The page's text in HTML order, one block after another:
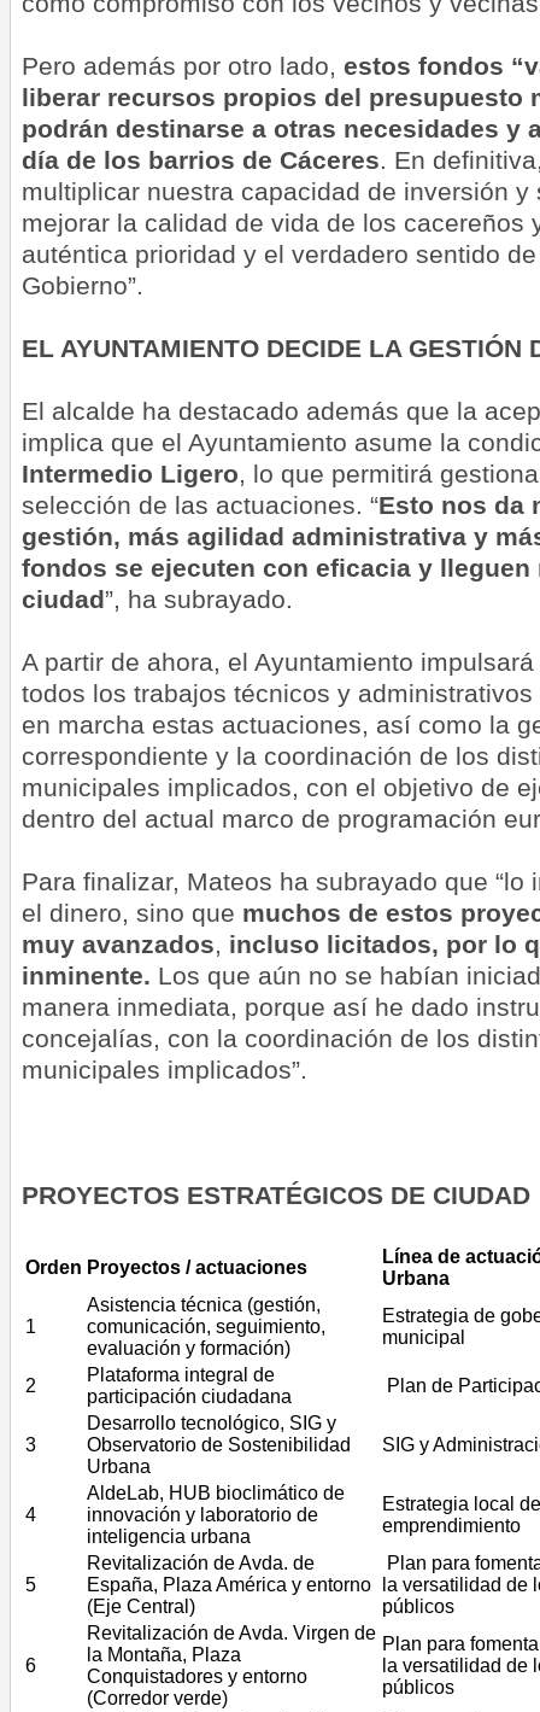
Pero además por otro lado, estos fondos
liberar recursos propios del presupuesto
podrán destinarse a otras necesidades y
día de los barrios de Cáceres. En
multiplicar nuestra capacidad de inversión y
mejorar la calidad de vida de los cacereños
auténtica prioridad y el verdadero sentido
Gobierno”.
EL AYUNTAMIENTO DECIDE LA GESTIÓN
El alcalde ha destacado además que la
implica que el Ayuntamiento asume la
Intermedio Ligero, lo que permitirá
selección de las actuaciones. “Esto nos da
gestión, más agilidad administrativa y
fondos se ejecuten con eficacia y lleguen
ciudad”, ha subrayado.
A partir de ahora, el Ayuntamiento
todos los trabajos técnicos y
en marcha estas actuaciones, así como la
correspondiente y la coordinación de los
municipales implicados, con el objetivo de
dentro del actual marco de programación
Para finalizar, Mateos ha subrayado que “lo
el dinero, sino que muchos de estos
muy avanzados, incluso licitados, por lo
inminente. Los que aún no se habían
manera inmediata, porque así he dado
concejalías, con la coordinación de los
municipales implicados”.
PROYECTOS ESTRATÉGICOS DE CIUDAD
Orden Proyectos / actuaciones
Línea de
Urbana
1
Asistencia técnica (gestión,
comunicación, seguimiento,
evaluación y formación)
Estrategia de
municipal
2
Plataforma integral de
participación ciudadana
Plan de
3
Desarrollo tecnológico, SIG y
Observatorio de Sostenibilidad
Urbana
SIG y
4
AldeLab, HUB bioclimático de
innovación y laboratorio de
inteligencia urbana
Estrategia local
emprendimiento
5
Revitalización de Avda. de
España, Plaza América y entorno
(Eje Central)
Plan para
la versatilidad de
públicos
6
Revitalización de Avda. Virgen de
la Montaña, Plaza
Conquistadores y entorno
(Corredor verde)
Plan para
la versatilidad de
públicos